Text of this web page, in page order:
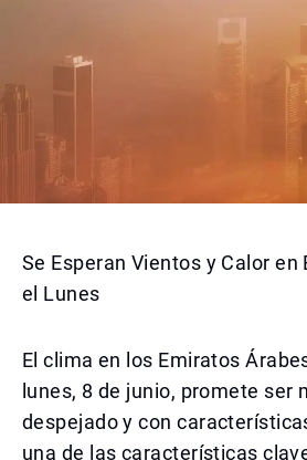
Se Esperan Vientos y Calor
el Lunes
El clima en los Emiratos
lunes, 8 de junio, promete ser
despejado y con
una de las características